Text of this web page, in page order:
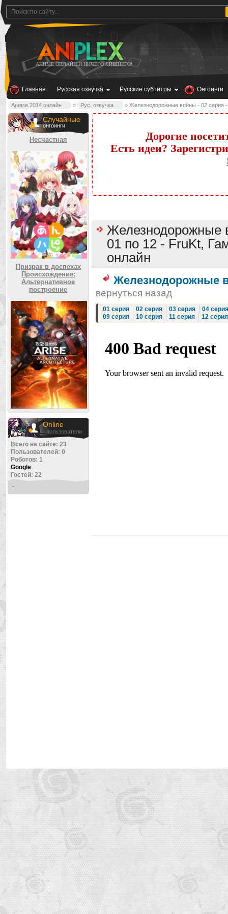
АНИМЕ ОНЛАЙН И НИЧЕГО ЛИШНЕГО!
Главная Русская озвучка Русские субтитры Онгоинги
Аниме 2014 онлайн » Рус. озвучка » Железнодорожные войны - 02 серия
Случайные
онгоинги
Несчастная
Призрак в доспехах
Происхождение:
Альтернативное
построение
Online
пользователи
Всего на сайте: 23
Пользователей: 0
Роботов: 1
Google
Гостей: 22
-
Дорогие
Есть идеи?
Железнодорожные
01 по 12 - FruKt,
онлайн
Железнодорожные
вернуться назад
01 серия 02 серия 03 серия
04 серия
09 серия
10 серия 11 серия 12 серия